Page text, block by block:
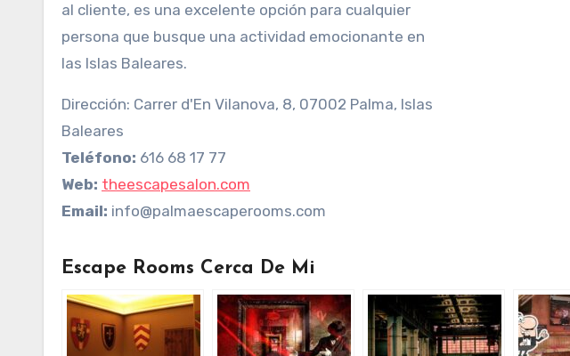
al cliente, es una excelente opción para cualquier
persona que busque una actividad emocionante en
las Islas Baleares.
Dirección: Carrer d'En Vilanova, 8, 07002 Palma, Islas
Baleares
Teléfono: 616 68 17 77
Web: theescapesalon.com
Email: info@palmaescaperooms.com
Escape Rooms Cerca De Mi